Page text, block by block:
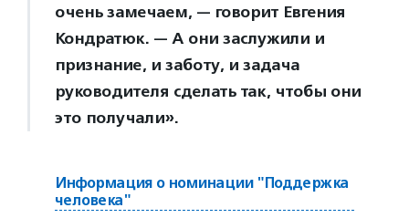
очень замечаем, — говорит Евгения
Кондратюк. — А они заслужили и
признание, и заботу, и задача
руководителя сделать так, чтобы они
это получали».
Информация о номинации "Поддержка
человека"